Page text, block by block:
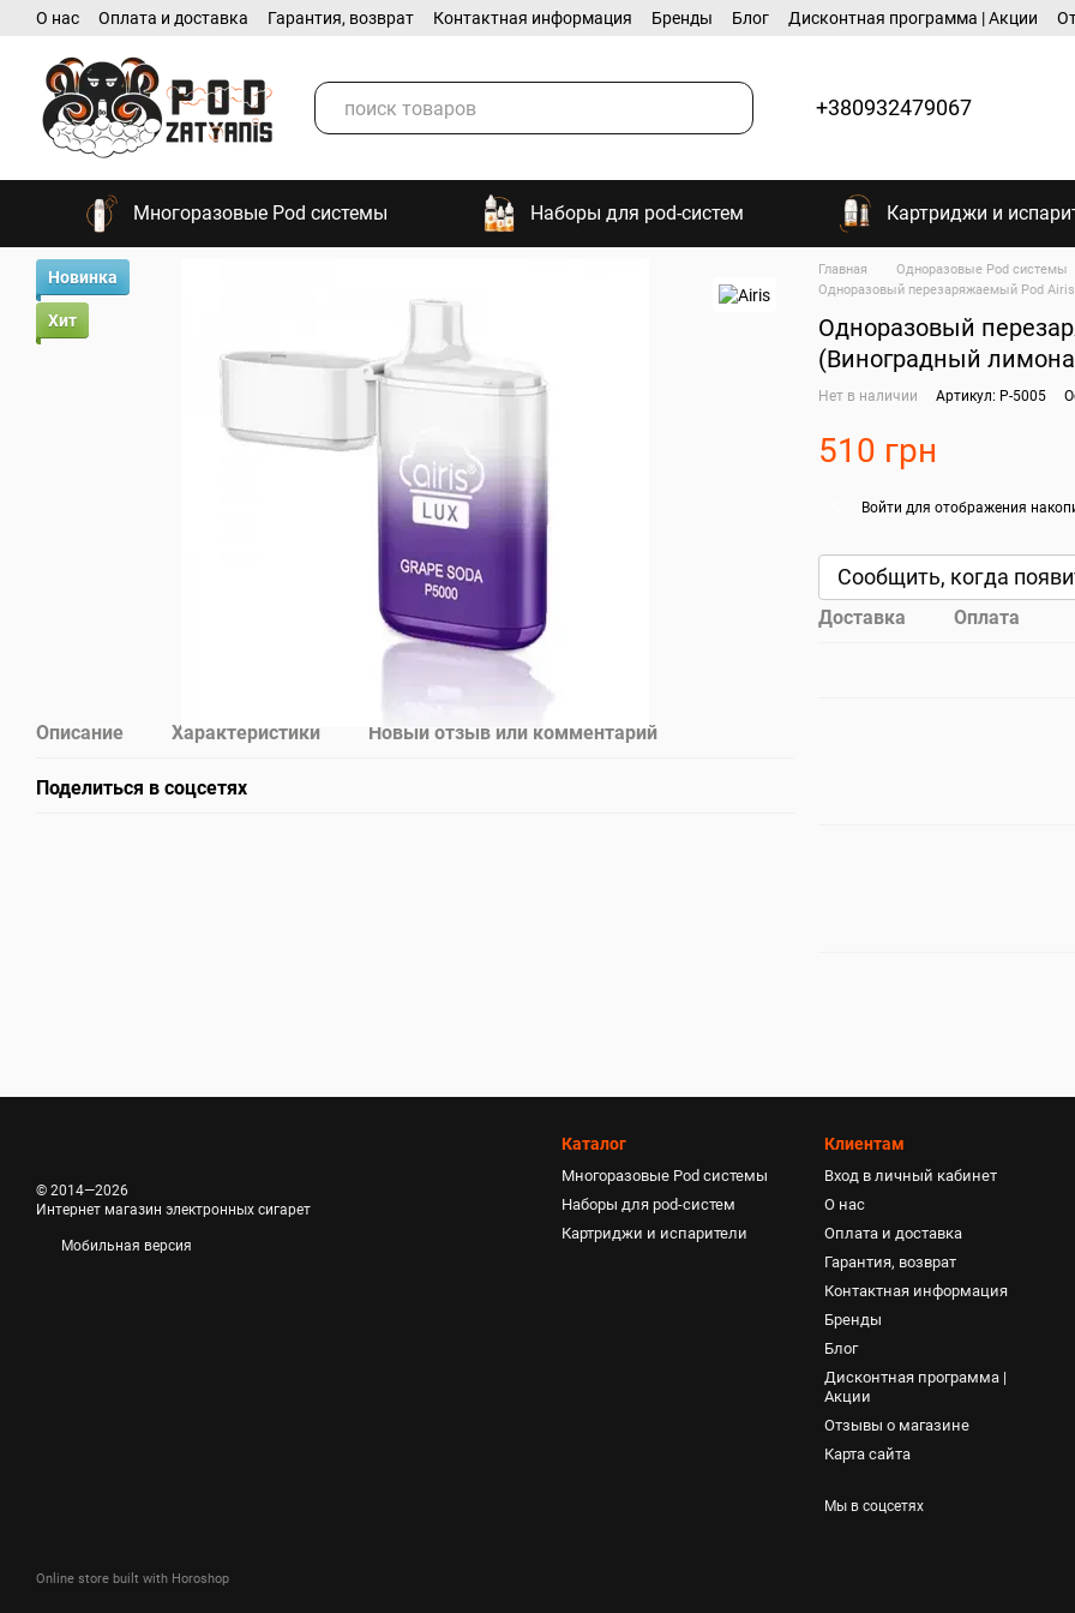
Перейти к основному контенту
О нас Оплата и доставка Гарантия, возврат Контактная информация Бренды Блог Дисконтная программа | Акции
+380932479067
Многоразовые Pod системы Наборы для pod-систем Картриджи и
Новинка
Хит
Описание Характеристики Новый отзыв или комментарий
Поделиться в соцсетях
Главная
Одноразовые Pod системы
Одноразовый перезаряжаемый Pod
Одноразовый
(Виноградный
Нет в наличии Артикул: P-5005
510 грн
Войти для отображения
Сообщить, когда
Доставка Оплата
© 2014—2026
Интернет магазин электронных сигарет
Мобильная версия
Online store built with Horoshop
Каталог
Многоразовые Pod системы
Наборы для pod-систем
Картриджи и испарители
Клиентам
Вход в личный кабинет
О нас
Оплата и доставка
Гарантия, возврат
Контактная информация
Бренды
Блог
Дисконтная программа |
Акции
Отзывы о магазине
Карта сайта
Мы в соцсетях